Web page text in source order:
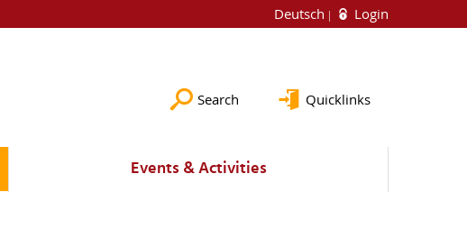
Deutsch Login
Search Quicklinks
Events & Activities